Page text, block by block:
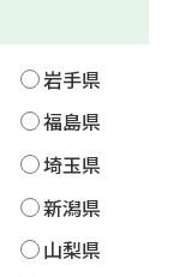
岩手県
福島県
埼玉県
新潟県
山梨県